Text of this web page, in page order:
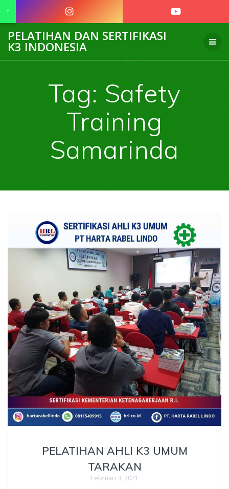
to
PELATIHAN DAN SERTIFIKASI
K3 INDONESIA
Tag: Safety
Training
Samarinda
PELATIHAN AHLI K3 UMUM
TARAKAN
Februari 3, 2021
↑